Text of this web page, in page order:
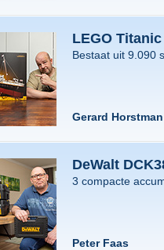
LEGO Titanic
Bestaat uit 9.090
Gerard Horstman
DeWalt
3 compacte
Peter Faas